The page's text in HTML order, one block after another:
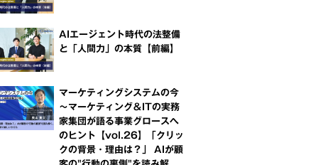
AIエージェント時代の法整備
と「人間力」の本質【前編】
マーケティングシステムの今
～マーケティング＆ITの実務
家集団が語る事業グロースへ
のヒント【vol.26】「クリッ
クの背景・理由は？」 AIが顧